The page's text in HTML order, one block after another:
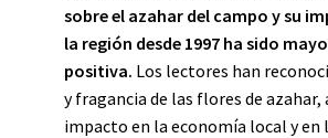
sobre el azahar del campo y su
la región desde 1997 ha sido
positiva. Los lectores han
y fragancia de las flores de azahar,
impacto en la economía local y en